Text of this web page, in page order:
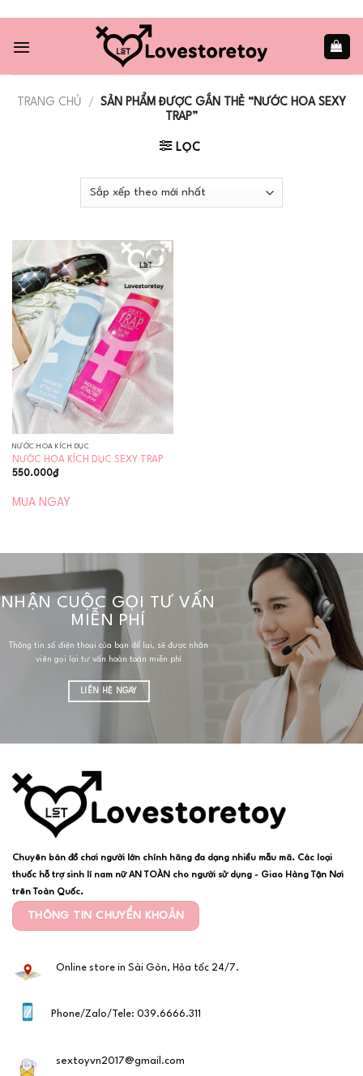
content
TRANG CHỦ /
SẢN PHẨM ĐƯỢC GẮN THẺ “NƯỚC HOA SEXY
TRAP”
LỌC
Add to
wishlist
NƯỚC HOA KÍCH DỤC
NƯỚC HOA KÍCH DỤC SEXY TRAP
550.000₫
MUA NGAY
NHẬN CUỘC GỌI TƯ VẤN
MIỄN PHÍ
Thông tin số điện thoại của bạn để lại, sẽ được nhân
viên gọi lại tư vấn hoàn toàn miễn phí
LIÊN HỆ NGAY
Chuyên bán đồ chơi người lớn chính hãng đa dạng nhiều mẫu mã. Các loại
thuốc hỗ trợ sinh lí nam nữ AN TOÀN cho người sử dụng - Giao Hàng Tận Nơi
trên Toàn Quốc.
THÔNG TIN CHUYỂN KHOẢN
Online store in Sài Gòn, Hỏa tốc 24/7.
Phone/Zalo/Tele: 039.6666.311
sextoyvn2017@gmail.com